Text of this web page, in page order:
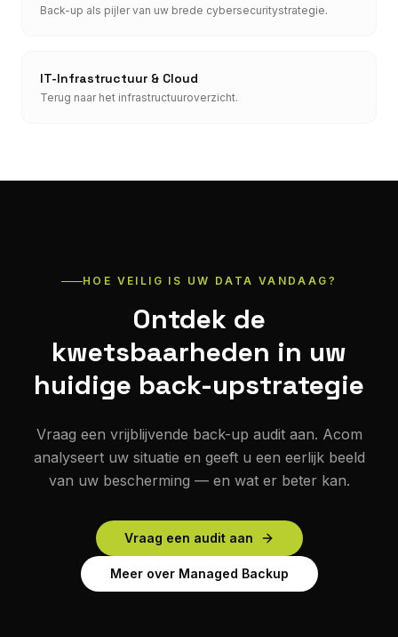
Back-up als pijler van uw brede cybersecuritystrategie.
IT-Infrastructuur & Cloud
Terug naar het infrastructuuroverzicht.
HOE VEILIG IS UW DATA VANDAAG?
Ontdek de
kwetsbaarheden in uw
huidige back-upstrategie
Vraag een vrijblijvende back-up audit aan. Acom
analyseert uw situatie en geeft u een eerlijk beeld
van uw bescherming — en wat er beter kan.
Vraag een audit aan
Meer over Managed Backup